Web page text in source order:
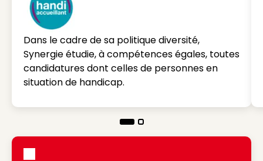
Dans le cadre de sa politique diversité,
Synergie étudie, à compétences égales, toutes
candidatures dont celles de personnes en
situation de handicap.